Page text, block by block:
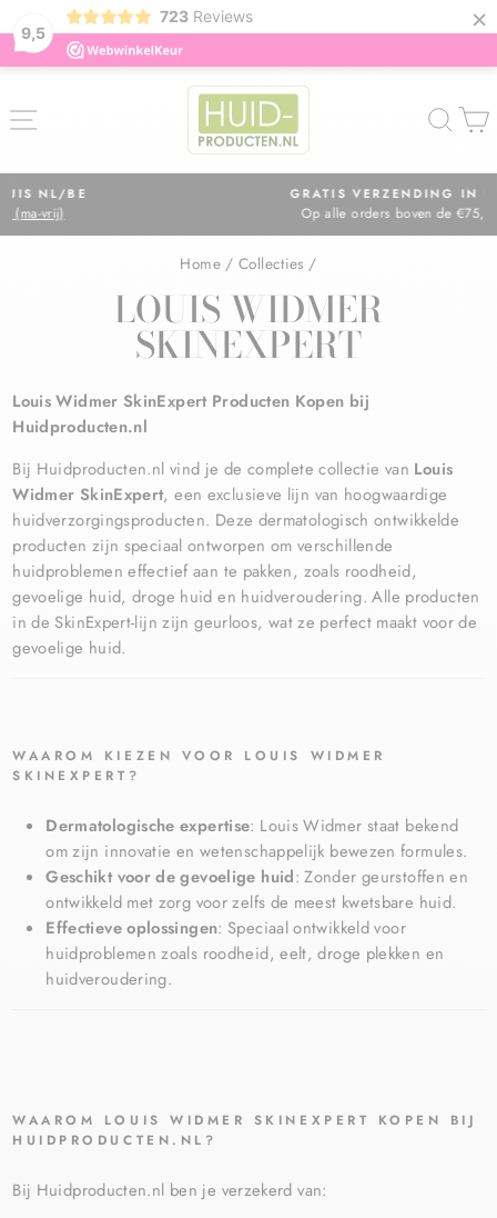
9,5
723 Reviews ×
Diavoorstelling
GRATIS VERZENDING IN NL
Op alle orders boven de €75,=
Home / Collecties /
LOUIS WIDMER
SKINEXPERT
Louis Widmer SkinExpert Producten Kopen bij
Huidproducten.nl
Bij Huidproducten.nl vind je de complete collectie van Louis
Widmer SkinExpert, een exclusieve lijn van hoogwaardige
huidverzorgingsproducten. Deze dermatologisch ontwikkelde
producten zijn speciaal ontworpen om verschillende
huidproblemen effectief aan te pakken, zoals roodheid,
gevoelige huid, droge huid en huidveroudering. Alle producten
in de SkinExpert-lijn zijn geurloos, wat ze perfect maakt voor de
gevoelige huid.
WAAROM KIEZEN VOOR LOUIS WIDMER
SKINEXPERT?
Dermatologische expertise: Louis Widmer staat bekend
om zijn innovatie en wetenschappelijk bewezen formules.
Geschikt voor de gevoelige huid: Zonder geurstoffen en
ontwikkeld met zorg voor zelfs de meest kwetsbare huid.
Effectieve oplossingen: Speciaal ontwikkeld voor
huidproblemen zoals roodheid, eelt, droge plekken en
huidveroudering.
WAAROM LOUIS WIDMER SKINEXPERT KOPEN BIJ
HUIDPRODUCTEN.NL?
Bij Huidproducten.nl ben je verzekerd van: